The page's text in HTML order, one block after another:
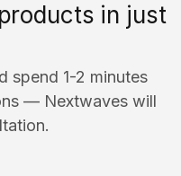
in just
spend 1-2 minutes
— Nextwaves will